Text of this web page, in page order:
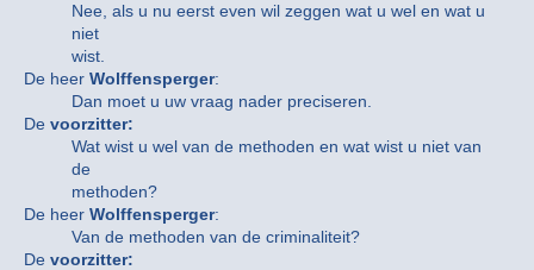
Nee, als u nu eerst even wil zeggen wat u wel en wat u
niet
wist.
De heer Wolffensperger:
Dan moet u uw vraag nader preciseren.
De voorzitter:
Wat wist u wel van de methoden en wat wist u niet van
de
methoden?
De heer Wolffensperger:
Van de methoden van de criminaliteit?
De voorzitter: